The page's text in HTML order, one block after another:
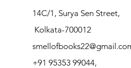
14C/1, Surya Sen Street,
Kolkata-700012
+91 95353 99044,